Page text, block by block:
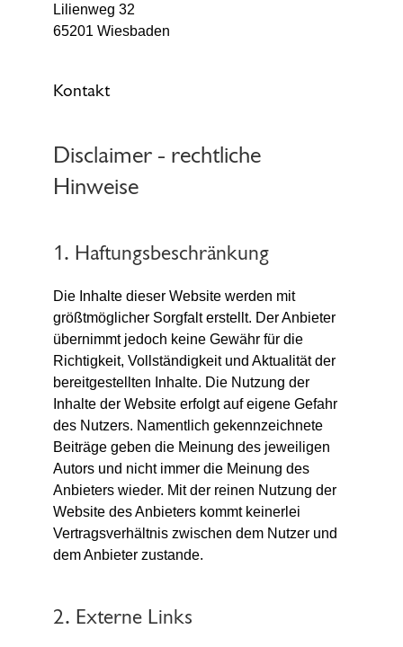
Lilienweg 32
65201 Wiesbaden
Kontakt
Disclaimer - rechtliche
Hinweise
1. Haftungsbeschränkung
Die Inhalte dieser Website werden mit
größtmöglicher Sorgfalt erstellt. Der Anbieter
übernimmt jedoch keine Gewähr für die
Richtigkeit, Vollständigkeit und Aktualität der
bereitgestellten Inhalte. Die Nutzung der
Inhalte der Website erfolgt auf eigene Gefahr
des Nutzers. Namentlich gekennzeichnete
Beiträge geben die Meinung des jeweiligen
Autors und nicht immer die Meinung des
Anbieters wieder. Mit der reinen Nutzung der
Website des Anbieters kommt keinerlei
Vertragsverhältnis zwischen dem Nutzer und
dem Anbieter zustande.
2. Externe Links